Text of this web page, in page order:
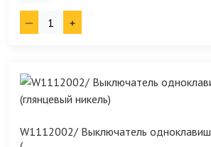
W1112002/ Выключатель